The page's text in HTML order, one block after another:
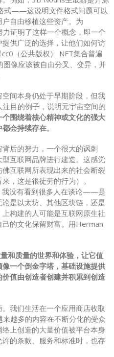
式——这说明文件格式问题可以
自由移植这些资产。为
证明了这样一个概念，即一个
供广泛的选择，让他们如何访
（公共版权） NFT集合普遍
像应该被自由分叉、变异，并
间本身仍处于早期阶段，但我
目的例子，说明元宇宙空间的
个围绕着核心精神或文化的强大
会持续存在。
后的努力，一个很大的讽刺
互联网品牌进行建造。这感觉
互联网所表现出来的社会断裂
，这是很徒劳的行为）。
我没有看到很多人在谈论——是
是以太坊、其他区块链，还是
构建的人可能是互联网原生社
的文化保留财富。用Herman
和质量的世界和体验，让它值
一个倒金字塔，基础设施提供
值由创造者创建并积累到创造
我们生活在一个应用商店收取
越多的内容在不断分化的受众
上创造的大量价值被平台本身
的条款、服务和标准时，也存